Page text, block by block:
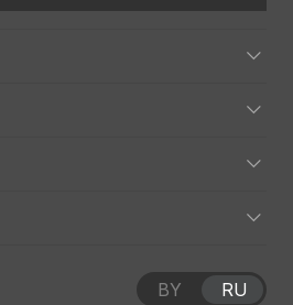
BY RU